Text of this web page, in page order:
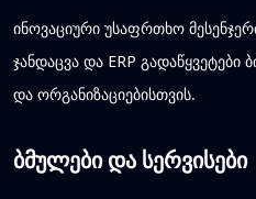
ინოვაციური უსაფრთხო
ჯანდაცვა და ERP გადაწყვეტები
და ორგანიზაციებისთვის.
ბმულები და სერვისები